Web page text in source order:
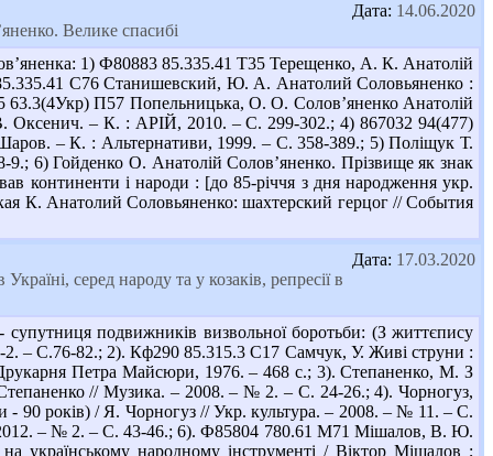
Дата: 14.06.2020
Велике спасибі
1) Ф80883 85.335.41 Т35 Терещенко, А. К. Анатолій
С76 Станишевский, Ю. А. Анатолий Соловьяненко :
П57 Попельницька, О. О. Солов’яненко Анатолій
Оксенич. – К. : АРІЙ, 2010. – С. 299-302.; 4) 867032 94(477)
– К. : Альтернативи, 1999. – С. 358-389.; 5) Поліщук Т.
6) Гойденко О. Анатолій Солов’яненко. Прізвище як знак
континенти і народи : [до 85-річчя з дня народження укр.
К. Анатолий Соловьяненко: шахтерский герцог // События
Дата: 17.03.2020
серед народу та у козаків, репресії в
подвижників визвольної боротьби: (З життєпису
2. – С.76-82.; 2). Кф290 85.315.3 С17 Самчук, У. Живі струни :
Петра Майсюри, 1976. – 468 с.; 3). Степаненко, М. З
// Музика. – 2008. – № 2. – С. 24-26.; 4). Чорногуз,
- 90 років) / Я. Чорногуз // Укр. культура. – 2008. – № 11. – С.
2012. – № 2. – С. 43-46.; 6). Ф85804 780.61 М71 Мішалов, В. Ю.
на українському народному інструменті / Віктор Мішалов ;